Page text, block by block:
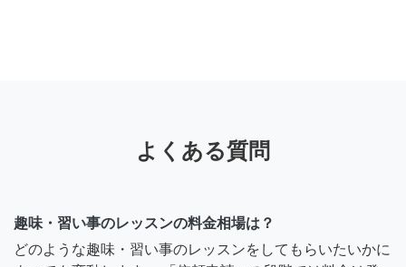
よくある質問
趣味・習い事のレッスンの料金相場は？
どのような趣味・習い事のレッスンをしてもらいたいかに